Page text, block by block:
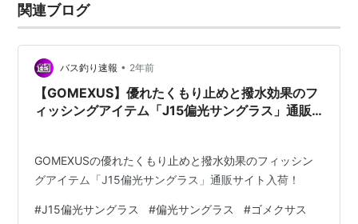
関連ブログ
バス釣り速報 • 2年前
【GOMEXUS】優れたくもり止めと撥水効果のフ
ィッシングアイテム「J15偏光サングラス」通販
GOMEXUSの優れたくもり止めと撥水効果のフィッシン
グアイテム「J15偏光サングラス」通販サイト入荷！
#J15偏光サングラス #偏光サングラス #ゴメクサス